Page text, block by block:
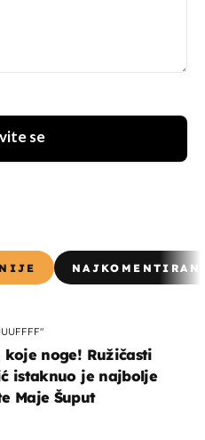
se
koje noge! Ružičasti
istaknuo je najbolje
Maje Šuput